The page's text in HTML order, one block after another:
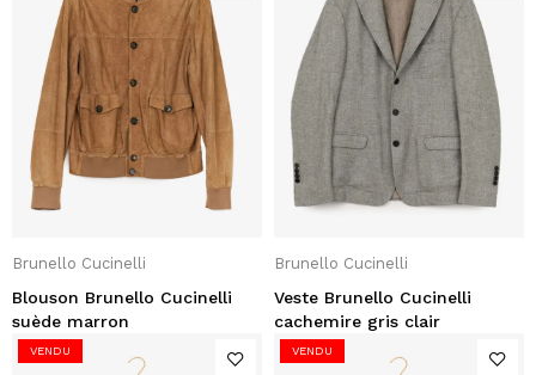
Brunello Cucinelli
Blouson Brunello Cucinelli
suède marron
Brunello Cucinelli
Veste Brunello Cucinelli
cachemire gris clair
VENDU VENDU